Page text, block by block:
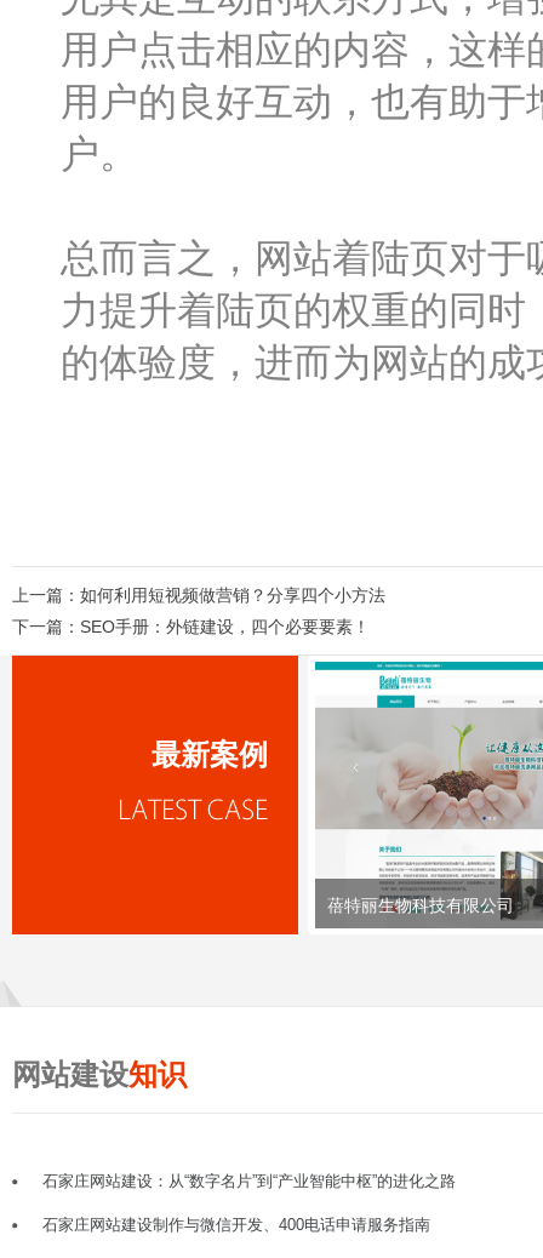
用户点击相应的内容，这
用户的良好互动，也有助
户。
总而言之，网站着陆页对
力提升着陆页的权重的同
的体验度，进而为网站的成
上一篇： 如何利用短视频做营销？分享四个小方法
下一篇： SEO手册：外链建设，四个必要要素！
最新案例
蓓特丽生物科技有限公司
网站建设知识
石家庄网站建设：从“数字名片”到“产业智能中枢”的进化之路
石家庄网站建设制作与微信开发、400电话申请服务指南